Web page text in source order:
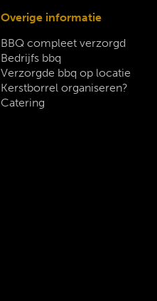
Overige informatie
BBQ compleet verzorgd
Bedrijfs bbq
Verzorgde bbq op locatie
Kerstborrel organiseren?
Catering